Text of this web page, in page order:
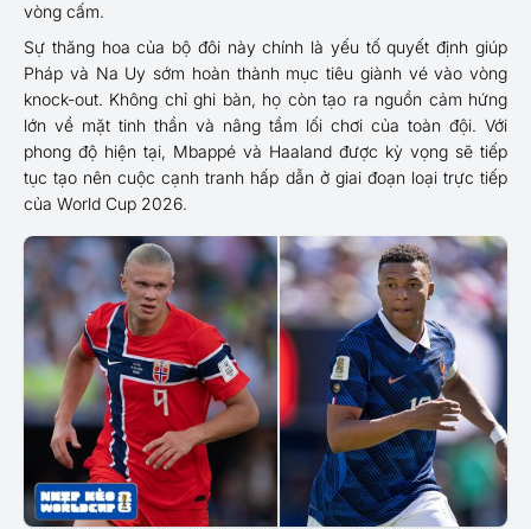
vòng cấm.
Sự thăng hoa của bộ đôi này chính là yếu tố quyết định giúp
Pháp và Na Uy sớm hoàn thành mục tiêu giành vé vào vòng
knock-out. Không chỉ ghi bàn, họ còn tạo ra nguồn cảm hứng
lớn về mặt tinh thần và nâng tầm lối chơi của toàn đội. Với
phong độ hiện tại, Mbappé và Haaland được kỳ vọng sẽ tiếp
tục tạo nên cuộc cạnh tranh hấp dẫn ở giai đoạn loại trực tiếp
của World Cup 2026.